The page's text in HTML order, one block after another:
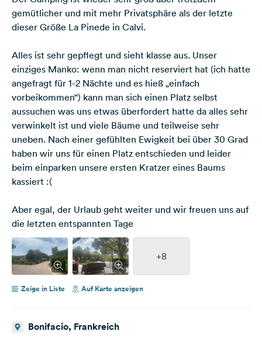
gemütlicher und mit mehr Privatsphäre als der letzte
dieser Größe La Pinede in Calvi.
Alles ist sehr gepflegt und sieht klasse aus. Unser
einziges Manko: wenn man nicht reserviert hat (ich hatte
angefragt für 1-2 Nächte und es hieß „einfach
vorbeikommen“) kann man sich einen Platz selbst
aussuchen was uns etwas überfordert hatte da alles sehr
verwinkelt ist und viele Bäume und teilweise sehr
uneben. Nach einer gefühlten Ewigkeit bei über 30 Grad
haben wir uns für einen Platz entschieden und leider
beim einparken unsere ersten Kratzer eines Baums
kassiert :(
Aber egal, der Urlaub geht weiter und wir freuen uns auf
die letzten entspannten Tage
+8
Zeige in Liste Auf Karte anzeigen
Bonifacio, Frankreich